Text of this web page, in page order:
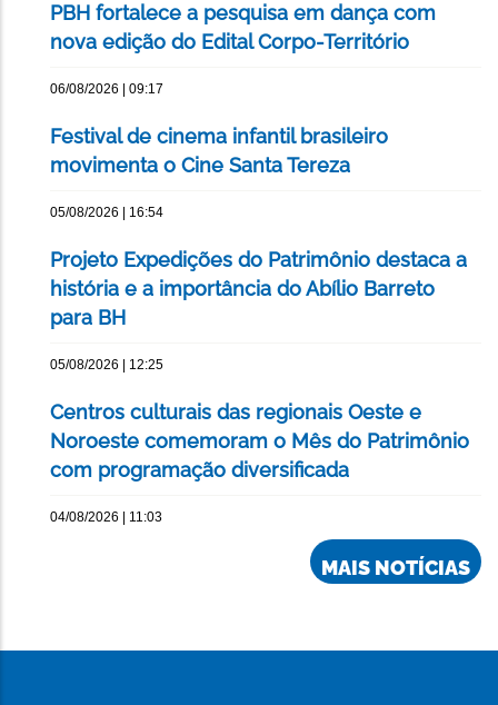
PBH fortalece a pesquisa em dança com
nova edição do Edital Corpo-Território
06/08/2026 | 09:17
Festival de cinema infantil brasileiro
movimenta o Cine Santa Tereza
05/08/2026 | 16:54
Projeto Expedições do Patrimônio destaca a
história e a importância do Abílio Barreto
para BH
05/08/2026 | 12:25
Centros culturais das regionais Oeste e
Noroeste comemoram o Mês do Patrimônio
com programação diversificada
04/08/2026 | 11:03
MAIS NOTÍCIAS